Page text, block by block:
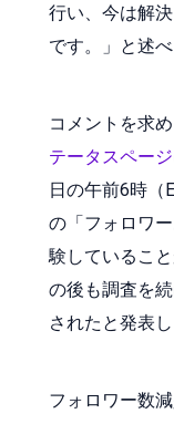
行い、今は解
です。」と述べ
コメントを求
テータスページ
日の午前6時（
の「フォロワ
験しているこ
の後も調査を
されたと発表し
フォロワー数